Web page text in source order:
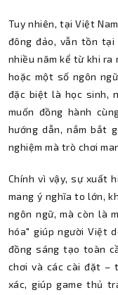
Tuy nhiên, tại Việt
đông đảo, vẫn tồn tại
nhiều năm kể từ khi
hoặc một số ngôn
đặc biệt là học sinh,
muốn đồng hành
hướng dẫn, nắm bắt
nghiệm mà trò chơi
Chính vì vậy, sự xuất
mang ý nghĩa to lớn,
ngôn ngữ, mà còn là
hóa" giúp người Việt
đồng sáng tạo toàn
chơi và các cài đặt –
xác, giúp game thủ